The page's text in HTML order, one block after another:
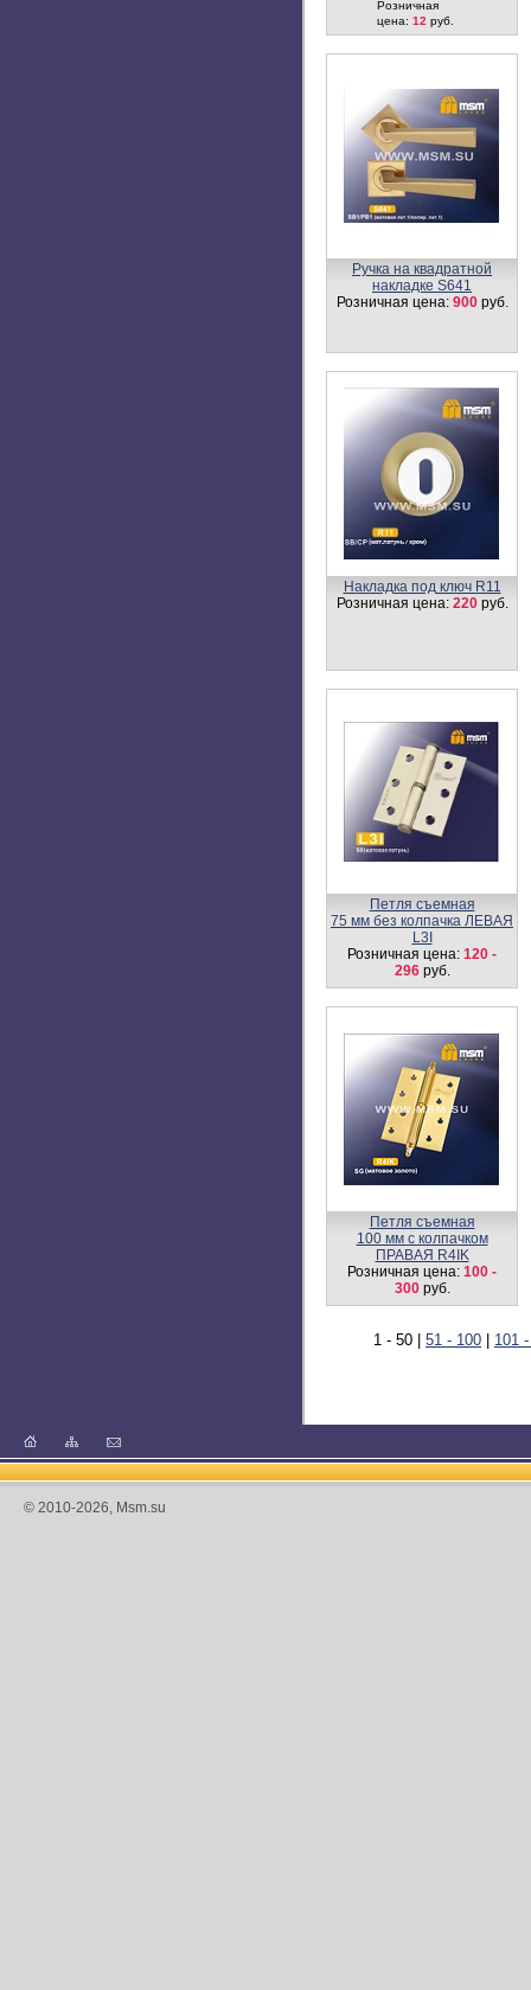
Розничная
цена: 12 руб.
Ручка на квадратной
накладке S641
Розничная цена: 900руб.
Накладка под ключ R11
Розничная цена: 220руб.
Петля съемная
75 мм без колпачка ЛЕВАЯ
L3I
Розничная цена: 120 -
296руб.
Петля съемная
100 мм с колпачком
ПРАВАЯ R4IK
Розничная цена: 100 -
300руб.
1 - 50 51 - 100 101
© 2010-2026, Msm.su